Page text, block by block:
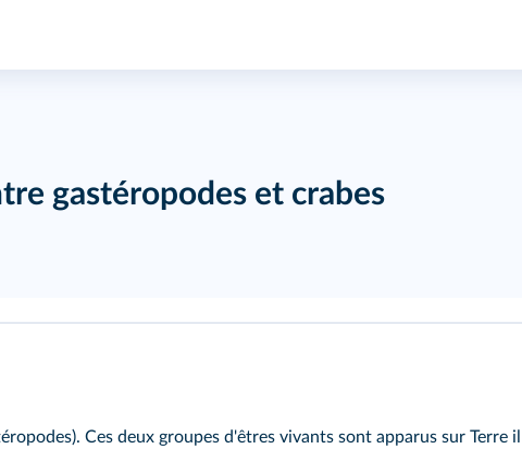
gastéropodes et crabes
Ces deux groupes d'êtres vivants sont apparus sur Terre